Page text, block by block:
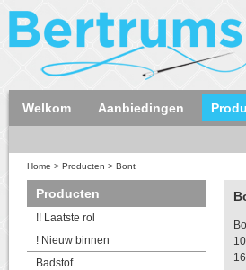
Welkom Aanbiedingen
Home > Producten > Bont
Producten
!! Laatste rol
! Nieuw binnen
Badstof